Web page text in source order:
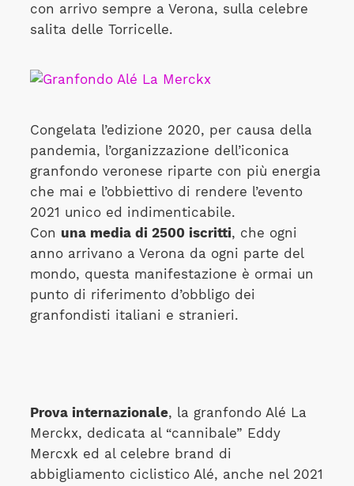
con arrivo sempre a Verona, sulla celebre
salita delle Torricelle.
Congelata l’edizione 2020, per causa della
pandemia, l’organizzazione dell’iconica
granfondo veronese riparte con più energia
che mai e l’obbiettivo di rendere l’evento
2021 unico ed indimenticabile.
Con una media di 2500 iscritti, che ogni
anno arrivano a Verona da ogni parte del
mondo, questa manifestazione è ormai un
punto di riferimento d’obbligo dei
granfondisti italiani e stranieri.
Prova internazionale, la granfondo Alé La
Merckx, dedicata al “cannibale” Eddy
Mercxk ed al celebre brand di
abbigliamento ciclistico Alé, anche nel 2021